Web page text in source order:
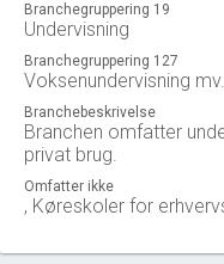
Branchegruppering 19
Undervisning
Branchegruppering 127
Voksenundervisning mv.
Branchebeskrivelse
Branchen omfatter
privat brug.
Omfatter ikke
, Køreskoler for